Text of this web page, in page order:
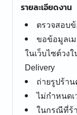
รายละเอียดงาน
ตรวจสอบ
ขอข้อมูลเ
ในเว็บไซต์วง
Delivery
ถ่ายรูปร้าน
ไม่กำหนดเ
ในกรณีที่ร้